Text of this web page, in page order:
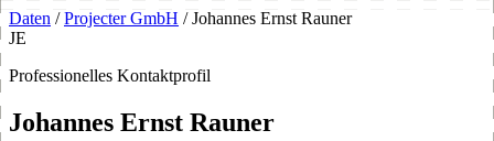
Daten / Projecter GmbH / Johannes Ernst Rauner
JE
Professionelles Kontaktprofil
Johannes Ernst Rauner